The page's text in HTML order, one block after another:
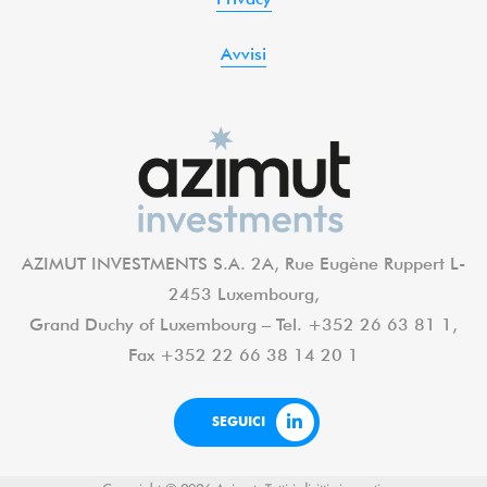
Avvisi
AZIMUT INVESTMENTS S.A. 2A, Rue Eugène Ruppert L-
2453 Luxembourg,
Grand Duchy of Luxembourg – Tel. +352 26 63 81 1,
Fax +352 22 66 38 14 20 1
SEGUICI